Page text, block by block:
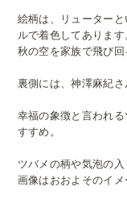
絵柄は、リューター
ルで着色してあります
秋の空を家族で飛び回
裏側には、神澤麻紀
幸福の象徴と言われ
すすめ。
ツバメの柄や気泡の入
画像はおおよそのイメ